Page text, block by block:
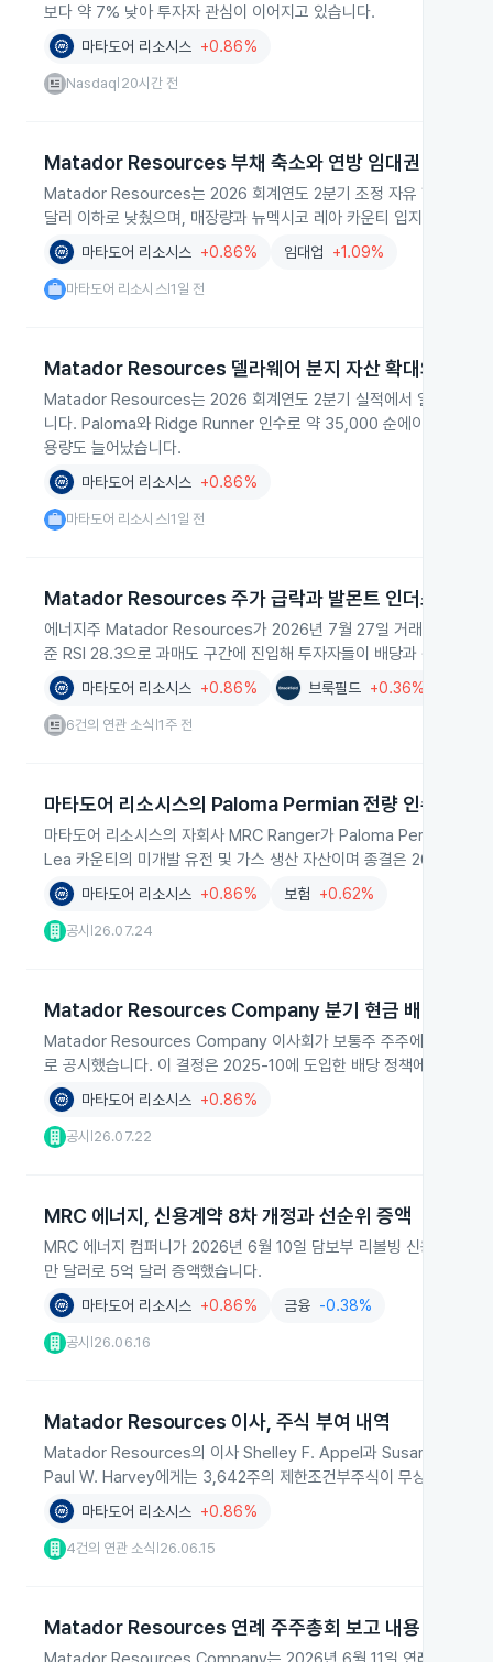
보다 약 7% 낮아 투자자 관심이 이어지고 있습니다.
마타도어 리소시스 +0.86%
Nasdaq 20시간 전
Matador Resources 부채 축소와 연방 임대권 개발 계
Matador Resources는 2026 회계연도 2분기 조정 자유 현금 흐름
달러 이하로 낮췄으며, 매장량과 뉴멕시코 레아 카운티 입지를 확대
마타도어 리소시스 +0.86% 임대업 +1.09%
마타도어 리소시스 1일 전
Matador Resources 델라웨어 분지 자산 확대와 2026
Matador Resources는 2026 회계연도 2분기 실적에서 일평균
니다. Paloma와 Ridge Runner 인수로 약 35,000 순에이커를 추
용량도 늘어났습니다.
마타도어 리소시스 +0.86%
마타도어 리소시스 1일 전
Matador Resources 주가 급락과 발몬트 인더스트리스
에너지주 Matador Resources가 2026년 7월 27일 거래에서 200
준 RSI 28.3으로 과매도 구간에 진입해 투자자들이 배당과 펀더멘털
마타도어 리소시스 +0.86% 브룩필드 +0.36%
6건의 연관 소식 1주 전
마타도어 리소시스의 Paloma Permian 전량 인수 계약
마타도어 리소시스의 자회사 MRC Ranger가 Paloma Permian,
Lea 카운티의 미개발 유전 및 가스 생산 자산이며 종결은 2026년 4
마타도어 리소시스 +0.86% 보험 +0.62%
공시 26.07.24
Matador Resources Company 분기 현금 배당 승인
Matador Resources Company 이사회가 보통주 주주에게 주당
로 공시했습니다. 이 결정은 2025-10에 도입한 배당 정책에 따른 것
마타도어 리소시스 +0.86%
공시 26.07.22
MRC 에너지, 신용계약 8차 개정과 선순위 증액
MRC 에너지 컴퍼니가 2026년 6월 10일 담보부 리볼빙 신용계약
만 달러로 5억 달러 증액했습니다.
마타도어 리소시스 +0.86% 금융 -0.38%
공시 26.06.16
Matador Resources 이사, 주식 부여 내역
Matador Resources의 이사 Shelley F. Appel과 Susan M. Ward
Paul W. Harvey에게는 3,642주의 제한조건부주식이 무상으로 부
마타도어 리소시스 +0.86%
4건의 연관 소식 26.06.15
Matador Resources 연례 주주총회 보고 내용